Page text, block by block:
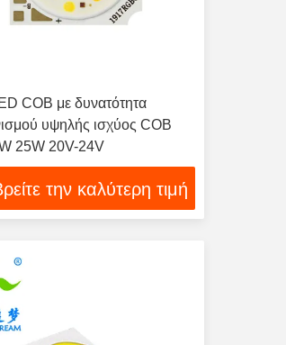
COB με δυνατότητα
υψηλής ισχύος COB
25W 20V-24V
την καλύτερη τιμή